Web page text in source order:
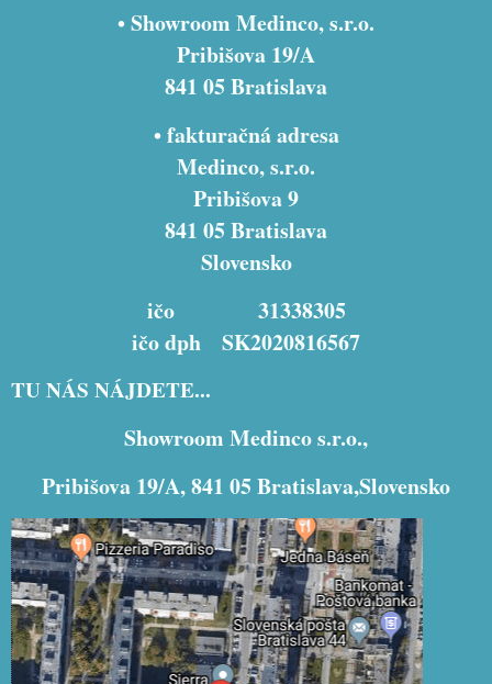
• Showroom Medinco, s.r.o.
Pribišova 19/A
841 05 Bratislava
• fakturačná adresa
Medinco, s.r.o.
Pribišova 9
841 05 Bratislava
Slovensko
ičo 31338305
ičo dph SK2020816567
TU NÁS NÁJDETE...
Showroom Medinco s.r.o.,
Pribišova 19/A, 841 05 Bratislava,Slovensko
Externý obsah je blokovaný Voľbami
súkromia
Prajete si načítať externý obsah?